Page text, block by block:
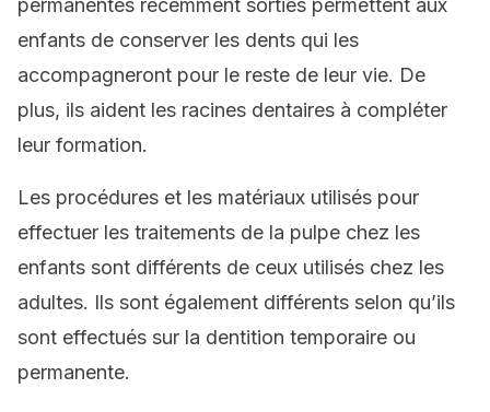
permanentes récemment sorties permettent aux
enfants de conserver les dents qui les
accompagneront pour le reste de leur vie. De
plus, ils aident les racines dentaires à compléter
leur formation.
Les procédures et les matériaux utilisés pour
effectuer les traitements de la pulpe chez les
enfants sont différents de ceux utilisés chez les
adultes. Ils sont également différents selon qu’ils
sont effectués sur la dentition temporaire ou
permanente.